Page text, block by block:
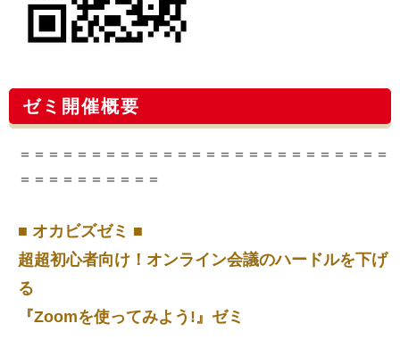
ゼミ開催概要
＝＝＝＝＝＝＝＝＝＝＝＝＝＝＝＝＝＝＝＝＝＝＝＝＝＝
＝＝＝＝＝＝＝＝＝＝
■ オカビズゼミ ■
超超初心者向け！オンライン会議のハードルを下げ
る
『Zoomを使ってみよう!』ゼミ